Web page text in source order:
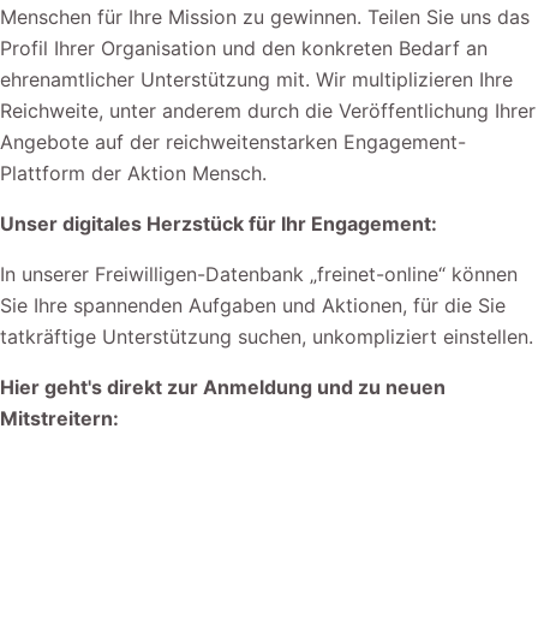
Menschen für Ihre Mission zu gewinnen. Teilen Sie uns das
Profil Ihrer Organisation und den konkreten Bedarf an
ehrenamtlicher Unterstützung mit. Wir multiplizieren Ihre
Reichweite, unter anderem durch die Veröffentlichung Ihrer
Angebote auf der reichweitenstarken Engagement-
Plattform der Aktion Mensch.
Unser digitales Herzstück für Ihr Engagement:
In unserer Freiwilligen-Datenbank „freinet-online“ können
Sie Ihre spannenden Aufgaben und Aktionen, für die Sie
tatkräftige Unterstützung suchen, unkompliziert einstellen.
Hier geht's direkt zur Anmeldung und zu neuen
Mitstreitern: